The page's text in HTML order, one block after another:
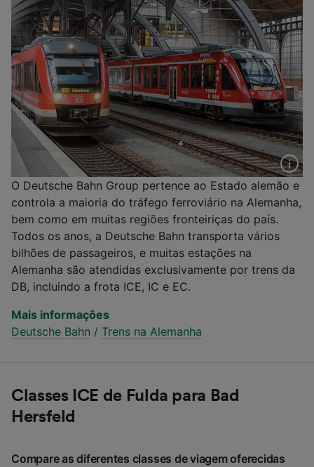
O Deutsche Bahn Group pertence ao Estado alemão e
controla a maioria do tráfego ferroviário na Alemanha,
bem como em muitas regiões fronteiriças do país.
Todos os anos, a Deutsche Bahn transporta vários
bilhões de passageiros, e muitas estações na
Alemanha são atendidas exclusivamente por trens da
DB, incluindo a frota ICE, IC e EC.
Mais informações
Deutsche Bahn / Trens na Alemanha
Classes ICE de Fulda para Bad
Hersfeld
Compare as diferentes classes de viagem oferecidas